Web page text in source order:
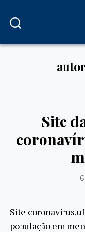
Site
Site
população em